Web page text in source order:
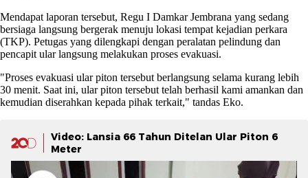
Mendapat laporan tersebut, Regu I Damkar Jembrana yang sedang
bersiaga langsung bergerak menuju lokasi tempat kejadian perkara
(TKP). Petugas yang dilengkapi dengan peralatan pelindung dan
pencapit ular langsung melakukan proses evakuasi.
"Proses evakuasi ular piton tersebut berlangsung selama kurang lebih
30 menit. Saat ini, ular piton tersebut telah berhasil kami amankan dan
kemudian diserahkan kepada pihak terkait," tandas Eko.
Video: Lansia 66 Tahun Ditelan Ular Piton 6
Meter